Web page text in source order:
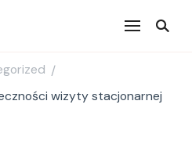
/
wizyty stacjonarnej